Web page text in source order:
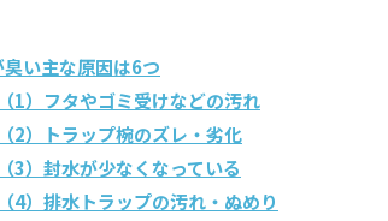
い主な原因は6つ
1）フタやゴミ受けなどの汚れ
2）トラップ椀のズレ・劣化
3）封水が少なくなっている
4）排水トラップの汚れ・ぬめり